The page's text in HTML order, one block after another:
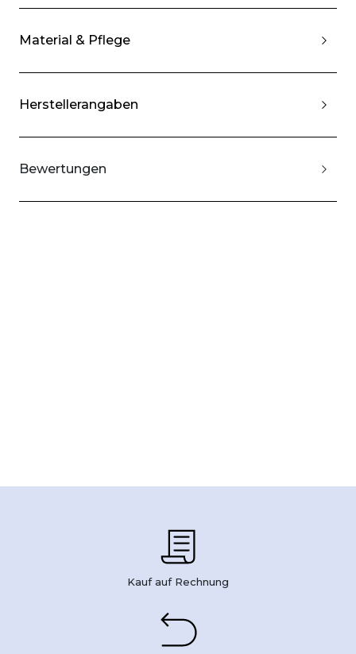
Material & Pflege
Herstellerangaben
Bewertungen
Kauf auf Rechnung